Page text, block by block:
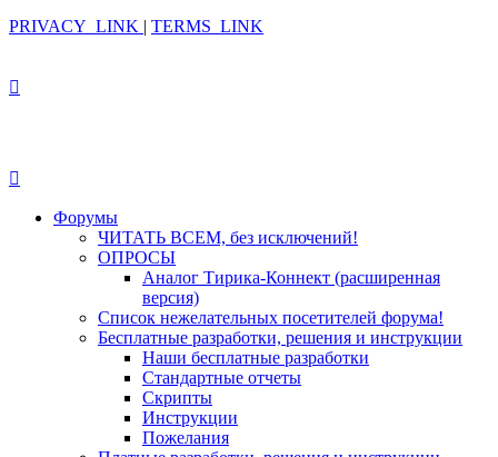
PRIVACY_LINK | TERMS_LINK
Форумы
ЧИТАТЬ ВСЕМ, без исключений!
ОПРОСЫ
Аналог Тирика-Коннект (расширенная
версия)
Список нежелательных посетителей форума!
Бесплатные разработки, решения и инструкции
Наши бесплатные разработки
Стандартные отчеты
Скрипты
Инструкции
Пожелания